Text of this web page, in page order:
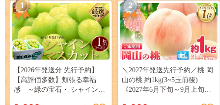
1
【2026年発送分 先行予約】
【高評価多数】頬張る幸福
感 ～緑の宝石・ シャインマ
2
＼2027年発送先行予約／桃 岡
山の桃 約1kg(3~5玉前後)
《2027年6月下旬～9月上旬頃